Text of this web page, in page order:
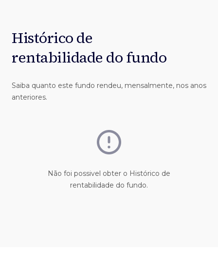
Histórico de
rentabilidade do fundo
Saiba quanto este fundo rendeu, mensalmente, nos anos
anteriores.
Não foi possivel obter o Histórico de
rentabilidade do fundo.